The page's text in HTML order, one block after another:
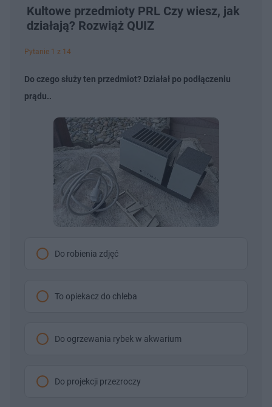
Kultowe przedmioty PRL Czy wiesz, jak
działają? Rozwiąż QUIZ
Pytanie 1 z 14
Do czego służy ten przedmiot? Działał po podłączeniu
prądu..
Do robienia zdjęć
To opiekacz do chleba
Do ogrzewania rybek w akwarium
Do projekcji przezroczy